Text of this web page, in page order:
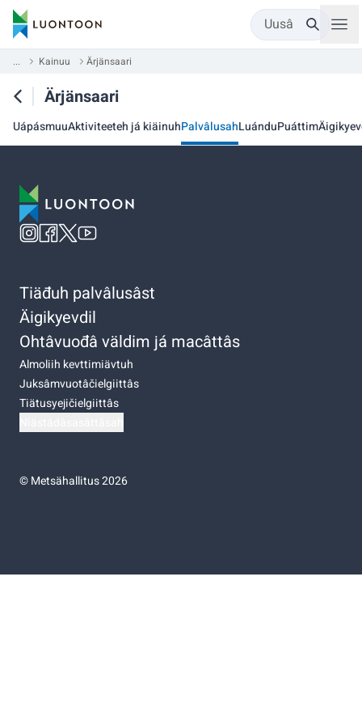
Uusâ
... Kainuu Ärjänsaari
Ärjänsaari
UápásmuuAktiviteeteh já kiäinuhPalvâlusahLuánduPuáttim
Tiäđuh palvâlusâst
Äigikyevdil
Ohtâvuođâ väldim já macâttâs
Almoliih kevttimiävtuh
Juksâmvuotâčielgiittâs
Tiätusyejičielgiittâs
©Metsähallitus 2026